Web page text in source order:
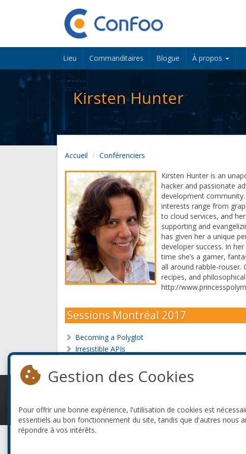
Lieu Commanditaires Blogue À propos
Kirsten Hunter
Accueil Conférenciers
Kirsten Hunter is an
hacker and passionate
development
interests range from
to cloud services, and
supporting and
has given her a unique
developer success. In
time she’s a gamer,
all around rabble-rouser.
recipes, and
http://
Sessions Montréal 2017
Becoming a Polyglot
Irresistible APIs
Gestion des Cookies
Pour offrir une bonne expérience, l'utilisation de cookies est
essentiels au bon fonctionnement du site, tandis que d'autres nous
répondre à vos intérêts.